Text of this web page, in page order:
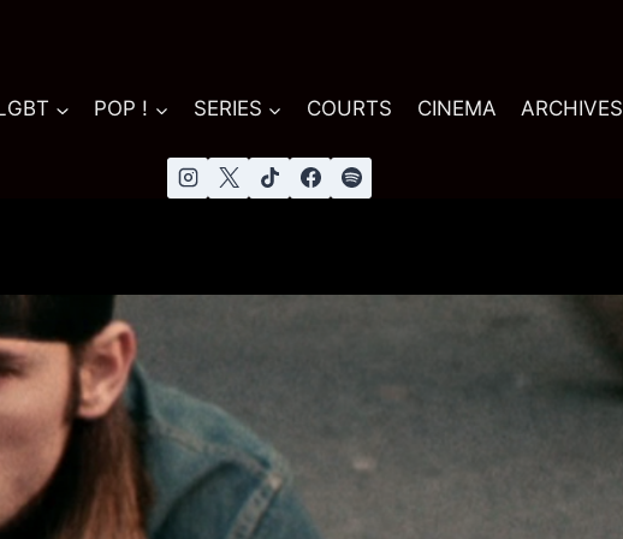
POP ! SERIES COURTS CINEMA ARCHIVES